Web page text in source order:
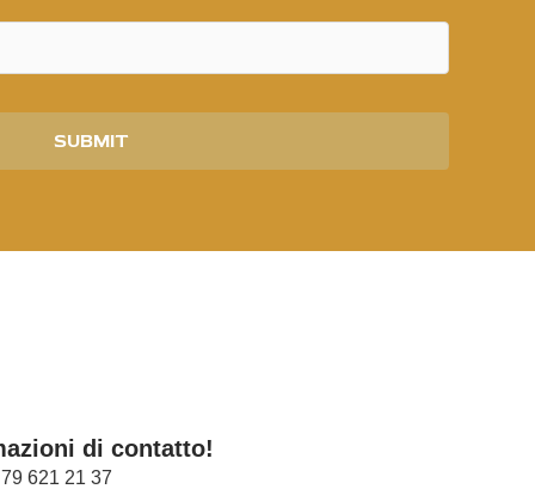
SUBMIT
di contatto!
621 21 37